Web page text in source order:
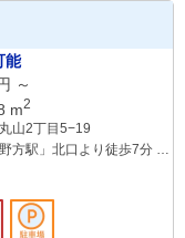
能
～
m2
山2丁目5−19
方駅」北口より徒歩7分